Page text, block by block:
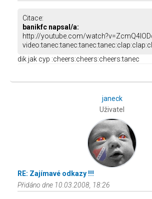
Citace:
banikfc napsal/a:
http://youtube.com/
dik jak cyp :cheers:cheers:cheers:tanec
janeck
Uživatel
RE: Zajímavé odkazy !!!
Přidáno dne 10.03.2008, 18:26